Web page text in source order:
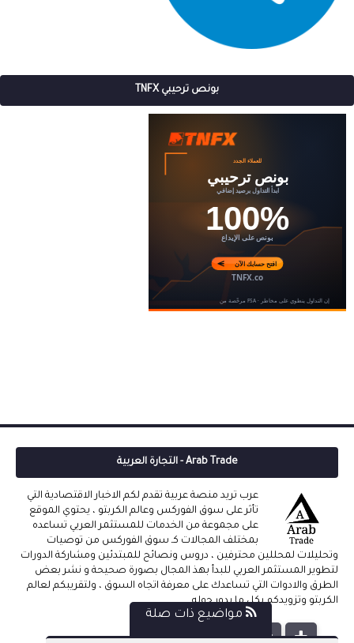
مواضيع ذات صلة
بونص ترحيبي TNFX
Arab Trade - التجارة العربية
عرب تريد منصة عربية تقدم لكم الاخبار الاقتصادية التي
تأثر على سوق الفوركس وعالم الكربتو ، يحتوي الموقع
على مجموعة من الخدمات للمستثمر العربي تساعده
بمختلف المجالات كـ سوق الفوركس من توصيات
وتحليلات لمحللين محترفين ، دروس ونصائح للمبتدئين ومشاركة الدورات
لتطوير المستثمر العربي للبدأ بهذ المجال بصورة صحيحة و نشر بعض
الطرق والادوات التي تساعدك على معرفة اتجاه السوق ، ولتقريبكم لعالم
الكربتو وتزويدكم بكل ما يدور حوله .